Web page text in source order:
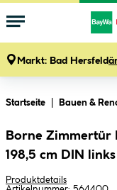
Markt: Bad Hersfeld
Startseite Bauen &
Borne Zimmertür
198,5 cm DIN links
Produktdetails